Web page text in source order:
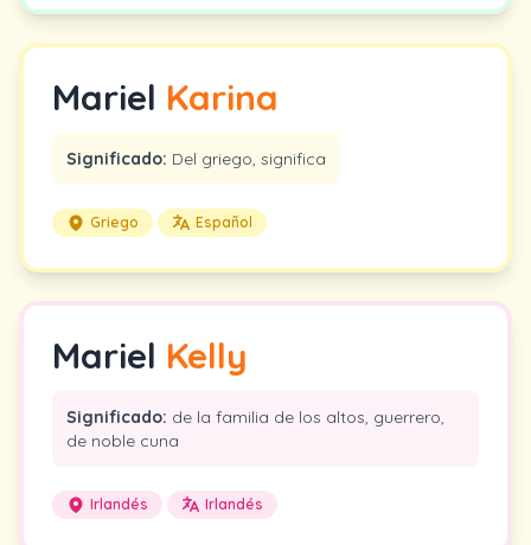
Mariel Karina
Significado: Del griego, significa
Griego Español
Mariel Kelly
Significado: de la familia de los altos, guerrero,
de noble cuna
Irlandés Irlandés